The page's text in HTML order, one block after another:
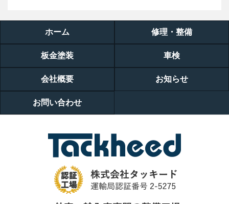
ホーム 修理・整備
板金塗装 車検
会社概要 お知らせ
お問い合わせ